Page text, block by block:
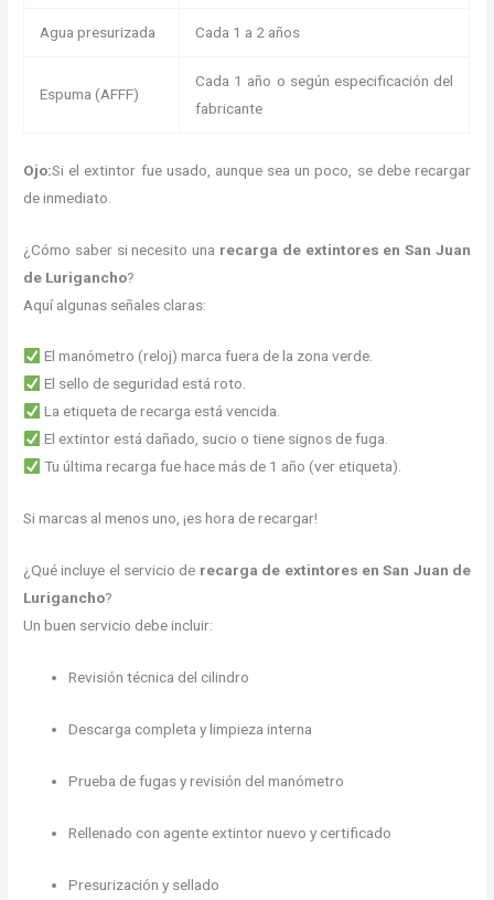
Agua presurizada Cada 1 a 2 años
Espuma (AFFF)
Cada 1 año o según especificación del
fabricante
Ojo:Si el extintor fue usado, aunque sea un poco, se debe recargar
de inmediato.
¿Cómo saber si necesito una recarga de extintores en San Juan
de Lurigancho?
Aquí algunas señales claras:
El manómetro (reloj) marca fuera de la zona verde.
El sello de seguridad está roto.
La etiqueta de recarga está vencida.
El extintor está dañado, sucio o tiene signos de fuga.
Tu última recarga fue hace más de 1 año (ver etiqueta).
Si marcas al menos uno, ¡es hora de recargar!
¿Qué incluye el servicio de recarga de extintores en San Juan de
Lurigancho?
Un buen servicio debe incluir:
Revisión técnica del cilindro
Descarga completa y limpieza interna
Prueba de fugas y revisión del manómetro
Rellenado con agente extintor nuevo y certificado
Presurización y sellado